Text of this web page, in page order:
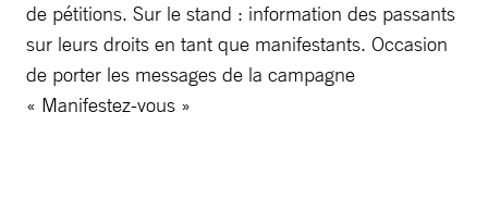
de pétitions. Sur le stand : information des passants
sur leurs droits en tant que manifestants. Occasion
de porter les messages de la campagne
« Manifestez-vous »